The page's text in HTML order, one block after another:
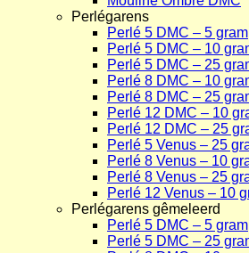
Perlégarens
Perlé 5 DMC – 5 gram
Perlé 5 DMC – 10
Perlé 5 DMC – 25
Perlé 8 DMC – 10
Perlé 8 DMC – 25
Perlé 12 DMC – 10
Perlé 12 DMC – 25
Perlé 5 Venus – 25
Perlé 8 Venus – 10
Perlé 8 Venus – 25
Perlé 12 Venus – 10
Perlégarens gêmeleerd
Perlé 5 DMC – 5 gram
Perlé 5 DMC – 25